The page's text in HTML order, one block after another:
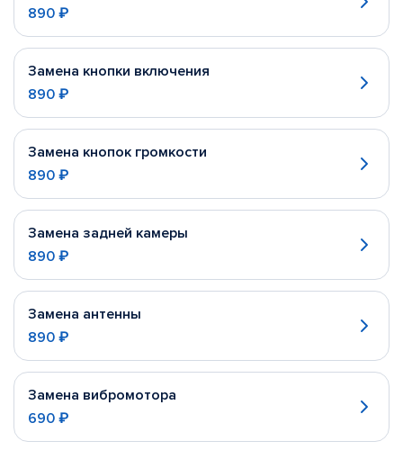
890 ₽
Замена кнопки включения
890 ₽
Замена кнопок громкости
890 ₽
Замена задней камеры
890 ₽
Замена антенны
890 ₽
Замена вибромотора
690 ₽